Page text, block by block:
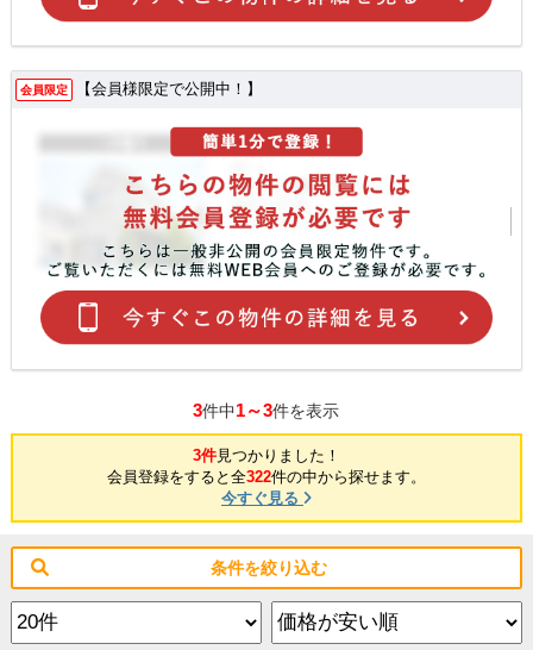
会員限定 【会員様限定で公開中！】
3件中1～3件を表示
3件見つかりました！
会員登録をすると全322件の中から探せます。
今すぐ見る
条件を絞り込む